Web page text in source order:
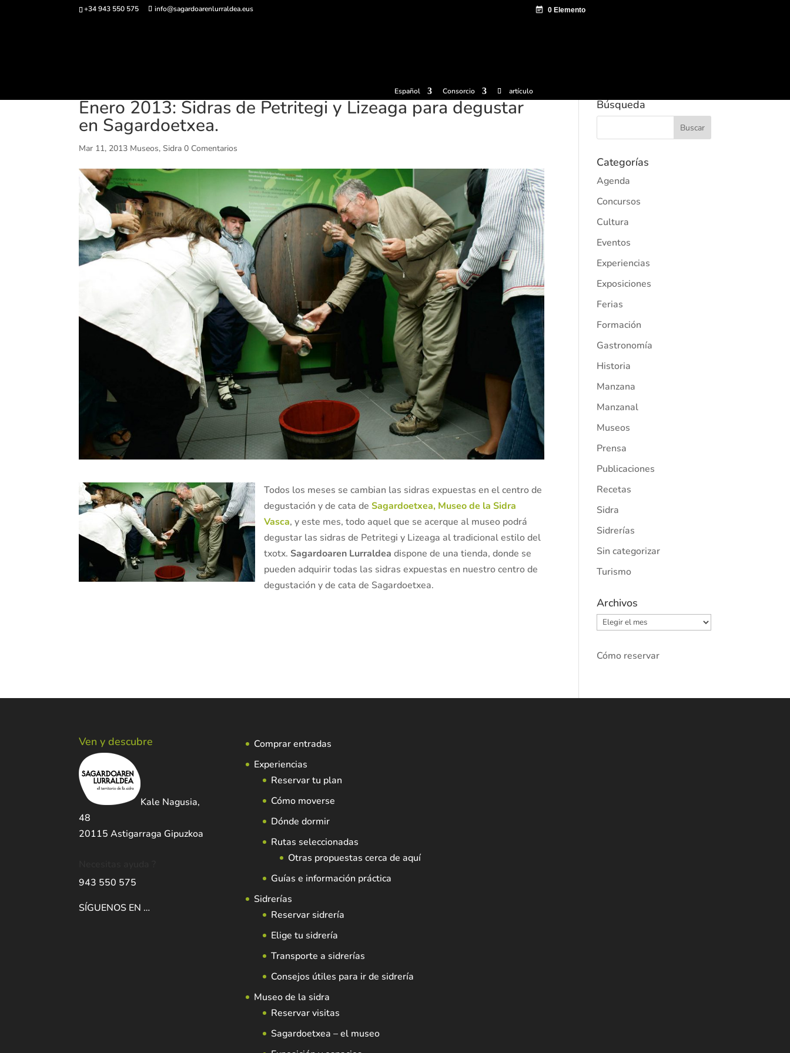
+34 943 550 575 info@sagardoarenlurraldea.eus
Español Consorcio artículo
Enero 2013: Sidras de Petritegi y Lizeaga para degustar
en Sagardoetxea.
Mar 11, 2013 Museos,Sidra 0 Comentarios
Todos los meses se cambian las sidras expuestas en el centro de
degustación y de cata deSagardoetxea, Museo de la Sidra
Vasca, y este mes, todo aquel que se acerque al museo podrá
degustar las sidras de Petritegi y Lizeaga al tradicional estilo del
txotx. Sagardoaren Lurraldea dispone de una tienda, donde se
pueden adquirir todas las sidras expuestas en nuestro centro de
degustación y de cata de Sagardoetxea.
Búsqueda
Categorías
Agenda
Concursos
Cultura
Eventos
Experiencias
Exposiciones
Ferias
Formación
Gastronomía
Historia
Manzana
Manzanal
Museos
Prensa
Publicaciones
Recetas
Sidra
Sidrerías
Sin categorizar
Turismo
Archivos
Archivos
Cómo reservar
Ven y descubre
Kale Nagusia,
48
20115 Astigarraga Gipuzkoa
943 550 575
SÍGUENOS EN …
Comprar entradas
Experiencias
Reservar tu plan
Cómo moverse
Dónde dormir
Rutas seleccionadas
Otras propuestas cerca de aquí
Guías e información práctica
Sidrerías
Reservar sidrería
Elige tu sidrería
Transporte a sidrerías
Consejos útiles para ir de sidrería
Museo de la sidra
Reservar visitas
Sagardoetxea – el museo